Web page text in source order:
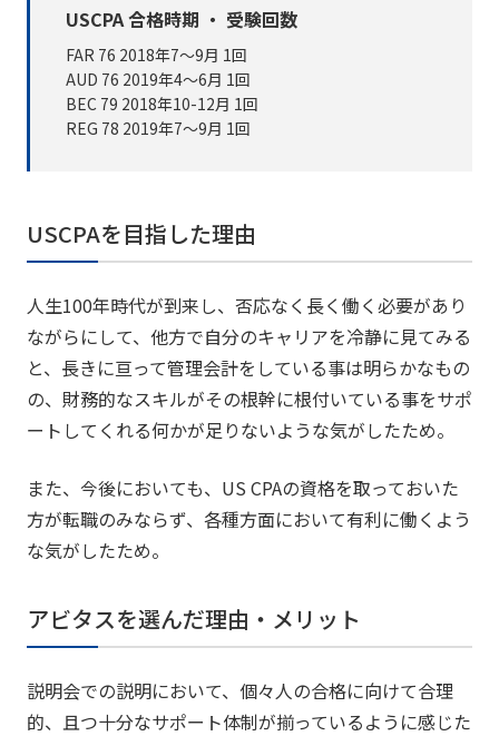
USCPA 合格時期 ・ 受験回数
FAR 76 2018年7～9月 1回
AUD 76 2019年4～6月 1回
BEC 79 2018年10-12月 1回
REG 78 2019年7～9月 1回
USCPAを目指した理由
人生100年時代が到来し、否応なく長く働く必要があり
ながらにして、他方で自分のキャリアを冷静に見てみる
と、長きに亘って管理会計をしている事は明らかなもの
の、財務的なスキルがその根幹に根付いている事をサポ
ートしてくれる何かが足りないような気がしたため。
また、今後においても、US CPAの資格を取っておいた
方が転職のみならず、各種方面において有利に働くよう
な気がしたため。
アビタスを選んだ理由・メリット
説明会での説明において、個々人の合格に向けて合理
的、且つ十分なサポート体制が揃っているように感じた